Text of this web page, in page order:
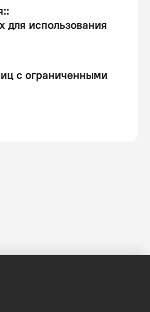
:
для использования
с ограниченными